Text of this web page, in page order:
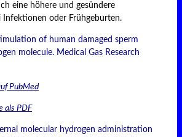
eine höhere und gesündere
Infektionen oder Frühgeburten.
of human damaged sperm
molecule. Medical Gas Research
PubMed
als PDF
molecular hydrogen administration